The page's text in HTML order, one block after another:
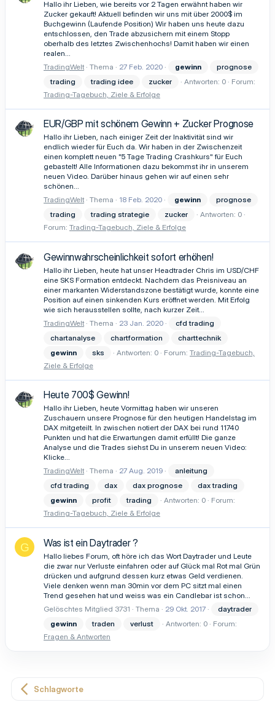
Hallo ihr Lieben, wie bereits vor 2 Tagen erwähnt haben wir
Zucker gekauft! Aktuell befinden wir uns mit über 2000$ im
Buchgewinn (Laufende Position) Wir haben uns heute dazu
entschlossen, den Trade abzusichern mit einem Stopp
oberhalb des letztes Zwischenhochs! Damit haben wir einen
realen...
TradingWelt Thema 27 Feb. 2020 gewinn
prognose
trading
trading idee zucker Antworten: 0
Forum:
Trading-Tagebuch, Ziele & Erfolge
EUR/GBP mit schönem Gewinn + Zucker Prognose
Hallo ihr Lieben, nach einiger Zeit der Inaktivität sind wir
endlich wieder für Euch da. Wir haben in der Zwischenzeit
einen komplett neuen "5 Tage Trading Crashkurs" für Euch
gebastelt! Alle Informationen dazu bekommst ihr in unserem
neuen Video. Darüber hinaus gehen wir auf einen sehr
schönen...
TradingWelt Thema 18 Feb. 2020 gewinn
prognose
trading
trading strategie zucker
Antworten: 0
Forum: Trading-Tagebuch, Ziele & Erfolge
Gewinnwahrscheinlichkeit sofort erhöhen!
Hallo ihr Lieben, heute hat unser Headtrader Chris im USD/CHF
eine SKS Formation entdeckt. Nachdem das Preisniveau an
einer markanten Widerstandszone bestätigt wurde, konnte eine
Position auf einen sinkenden Kurs eröffnet werden. Mit Erfolg
wie sich herausstellen sollte, nach kurzer Zeit...
TradingWelt Thema 23 Jan. 2020
cfd trading
chartanalyse
chartformation
charttechnik
gewinn
sks Antworten: 0 Forum: Trading-Tagebuch,
Ziele & Erfolge
Heute 700$ Gewinn!
Hallo ihr Lieben, heute Vormittag haben wir unseren
Zuschauern unsere Prognose für den heutigen Handelstag im
DAX mitgeteilt. In zwischen notiert der DAX bei rund 11740
Punkten und hat die Erwartungen damit erfüllt! Die ganze
Analyse und die Trades siehst Du in unserem neuen Video:
Klicke...
TradingWelt Thema 27 Aug. 2019
anleitung
cfd trading
dax dax prognose
dax trading
gewinn
profit trading Antworten: 0
Forum:
Trading-Tagebuch, Ziele & Erfolge
G Was ist ein Daytrader ?
Hallo liebes Forum, oft höre ich das Wort Daytrader und Leute
die zwar nur Verluste einfahren oder auf Glück mal Rot mal Grün
drücken und aufgrund dessen kurz etwas Geld verdienen.
Viele denken wenn man 30min vor dem PC sitzt mal einen
Trend gesehen hat und weiss was ein Candlebar ist schon...
Gelöschtes Mitglied 3731
Thema 29 Okt. 2017
daytrader
gewinn
traden verlust Antworten: 0
Forum:
Fragen & Antworten
Schlagworte